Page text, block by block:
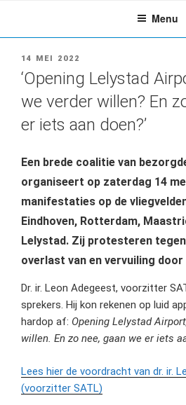
de
inhoud
Menu
GEPLAATST
OP
14 MEI 2022
‘Opening Lelystad
we verder willen? En
er iets aan doen?’
Een brede coalitie van
organiseert op zaterdag 14
manifestaties op de
Eindhoven, Rotterdam,
Lelystad. Zij protesteren
overlast van en vervuiling
Dr. ir. Leon Adegeest, voorzitter
sprekers. Hij kon rekenen op luid
hardop af: Opening Lelystad
willen. En zo nee, gaan we er iets
Lees hier de voordracht van dr. ir.
(voorzitter SATL)